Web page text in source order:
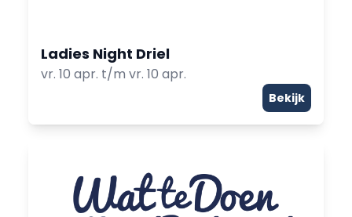
Ladies Night Driel
vr. 10 apr. t/m vr. 10 apr.
Bekijk